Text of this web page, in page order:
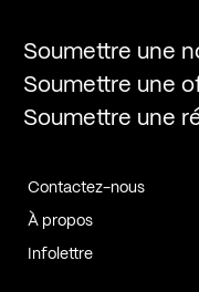
Soumettre une
Soumettre une
Soumettre une
Contactez-nous
À propos
Infolettre